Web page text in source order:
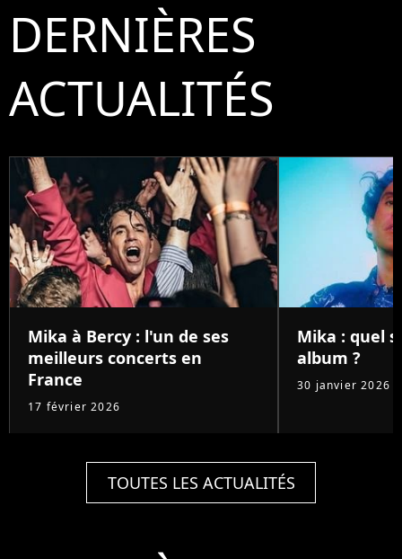
DERNIÈRES
ACTUALITÉS
Mika à Bercy : l'un de ses
meilleurs concerts en
France
17 février 2026
Mika : quel
album ?
30 janvier 2026
TOUTES LES ACTUALITÉS